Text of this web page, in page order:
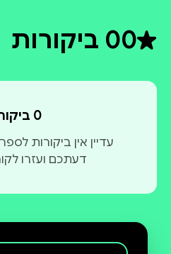
0דירוג ממוצע 0
0 ביקורות
0 ביקורות
עדיין אין ביקורות
דעתכם ועזרו